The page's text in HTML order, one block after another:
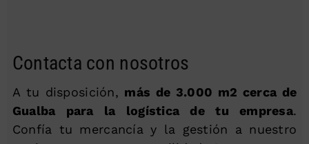
Contacta con nosotros
A tu disposición, más de 3.000 m2 cerca de
Gualba para la logística de tu empresa.
Confía tu mercancía y la gestión a nuestro